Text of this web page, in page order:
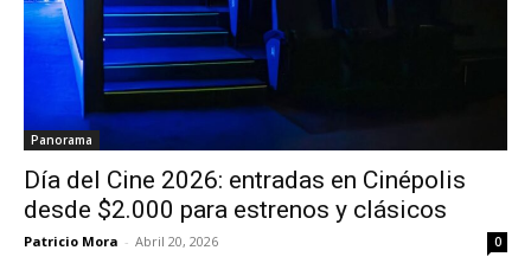
Panorama
Día del Cine 2026: entradas en Cinépolis
desde $2.000 para estrenos y clásicos
Patricio Mora - Abril 20, 2026 0